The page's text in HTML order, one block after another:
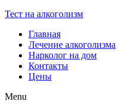
Тест на алкоголизм
Главная
Лечение алкоголизма
Нарколог на дом
Контакты
Цены
Menu